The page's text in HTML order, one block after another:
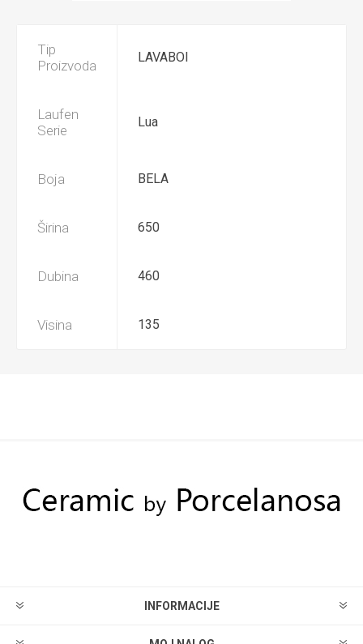
Tip
Proizvoda
LAVABOI
Laufen
Serie
Lua
Boja BELA
Širina 650
Dubina 460
Visina 135
INFORMACIJE